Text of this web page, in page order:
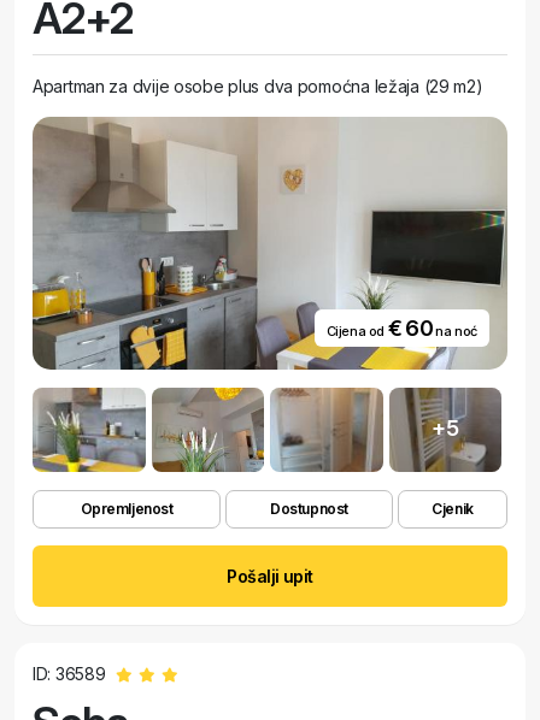
A2+2
Apartman za dvije osobe plus dva pomoćna ležaja (29 m2)
Cijena od € 60na noć
+5
Opremljenost Dostupnost Cjenik
Pošalji upit
ID: 36589